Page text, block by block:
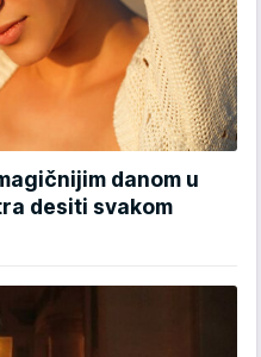
danom u
desiti svakom